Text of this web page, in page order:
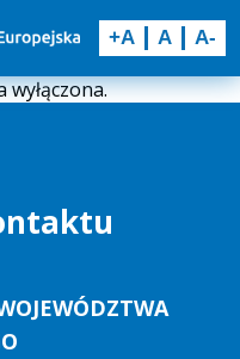
+A A A-